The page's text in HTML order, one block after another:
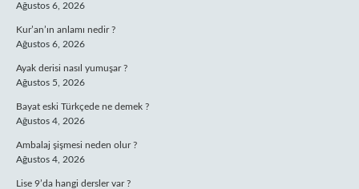
Ağustos 6, 2026
Kur’an’ın anlamı nedir ?
Ağustos 6, 2026
Ayak derisi nasıl yumuşar ?
Ağustos 5, 2026
Bayat eski Türkçede ne demek ?
Ağustos 4, 2026
Ambalaj şişmesi neden olur ?
Ağustos 4, 2026
Lise 9’da hangi dersler var ?